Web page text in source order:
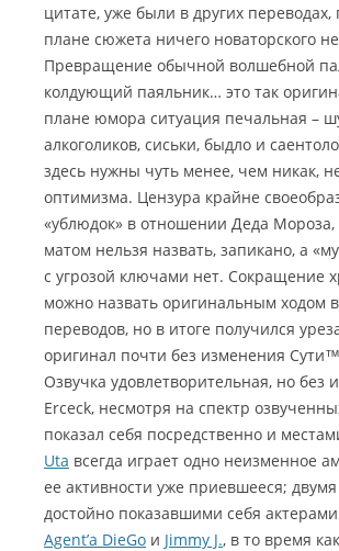
цитате, уже были в других переводах,
плане сюжета ничего новаторского
Превращение обычной волшебной
колдующий паяльник… это так
плане юмора ситуация печальная –
алкоголиков, сиськи, быдло и
здесь нужны чуть менее, чем никак,
оптимизма. Цензура крайне
«ублюдок» в отношении Деда Мороза,
матом нельзя назвать, запикано, а
с угрозой ключами нет. Сокращение
можно назвать оригинальным ходом
переводов, но в итоге получился
оригинал почти без изменения
Озвучка удовлетворительная, но без
Erceck, несмотря на спектр
показал себя посредственно и
Uta всегда играет одно неизменное
ее активности уже приевшееся;
достойно показавшими себя
Agent’а DieGo и Jimmy J., в то время как